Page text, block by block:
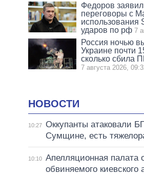
Федоров
переговоры с
использования
ударов по рф 7
Россия ночью
Украине почти
сколько сбила
7 августа 2026,
НОВОСТИ
10:27 Оккупанты атаковали
Сумщине, есть
10:10 Апелляционная палата
обвиняемого киевского